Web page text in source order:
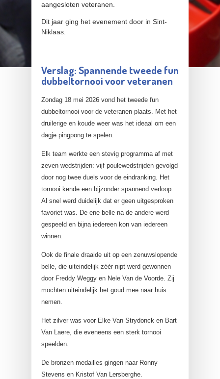
aangesloten veteranen.
Dit jaar ging het evenement door in Sint-
Niklaas.
Verslag: Spannende tweede fun
dubbeltornooi voor veteranen
Zondag 18 mei 2026 vond het tweede fun
dubbeltornooi voor de veteranen plaats. Met het
druilerige en koude weer was het ideaal om een
dagje pingpong te spelen.
Elk team werkte een stevig programma af met
zeven wedstrijden: vijf poulewedstrijden gevolgd
door nog twee duels voor de eindranking. Het
tornooi kende een bijzonder spannend verloop.
Al snel werd duidelijk dat er geen uitgesproken
favoriet was. De ene belle na de andere werd
gespeeld en bijna iedereen kon van iedereen
winnen.
Ook de finale draaide uit op een zenuwslopende
belle, die uiteindelijk zéér nipt werd gewonnen
door Freddy Weggy en Nele Van de Voorde. Zij
mochten uiteindelijk het goud mee naar huis
nemen.
Het zilver was voor Elke Van Strydonck en Bart
Van Laere, die eveneens een sterk tornooi
speelden.
De bronzen medailles gingen naar Ronny
Stevens en Kristof Van Lersberghe.